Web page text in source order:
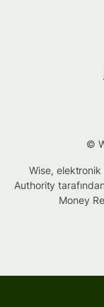
©
Wise,
Authority tarafından
Money